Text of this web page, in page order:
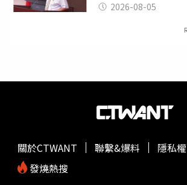
2026-08-05
關於CTWANT 聯繫&爆料
隱私
發燒熱搜